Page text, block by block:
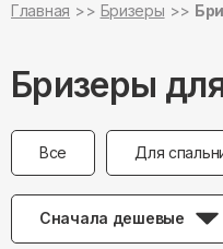
Главная Бризеры
Бризеры
Все Для
Сначала дешевые